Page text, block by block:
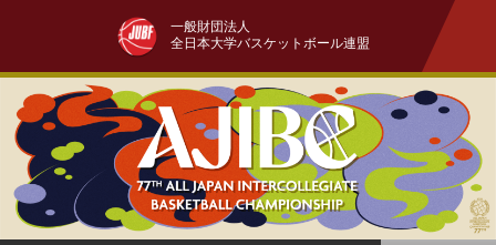
一般財団法人
全日本大学バスケットボール連盟